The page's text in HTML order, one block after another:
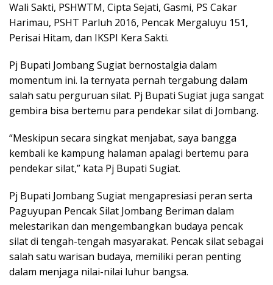
Wali Sakti, PSHWTM, Cipta Sejati, Gasmi, PS Cakar
Harimau, PSHT Parluh 2016, Pencak Mergaluyu 151,
Perisai Hitam, dan IKSPI Kera Sakti.
Pj Bupati Jombang Sugiat bernostalgia dalam
momentum ini. Ia ternyata pernah tergabung dalam
salah satu perguruan silat. Pj Bupati Sugiat juga sangat
gembira bisa bertemu para pendekar silat di Jombang.
“Meskipun secara singkat menjabat, saya bangga
kembali ke kampung halaman apalagi bertemu para
pendekar silat,” kata Pj Bupati Sugiat.
Pj Bupati Jombang Sugiat mengapresiasi peran serta
Paguyupan Pencak Silat Jombang Beriman dalam
melestarikan dan mengembangkan budaya pencak
silat di tengah-tengah masyarakat. Pencak silat sebagai
salah satu warisan budaya, memiliki peran penting
dalam menjaga nilai-nilai luhur bangsa.